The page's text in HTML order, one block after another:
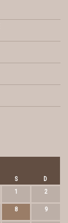
S
D
1 2
8 9